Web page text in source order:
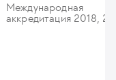
Международная
аккредитация 2018,